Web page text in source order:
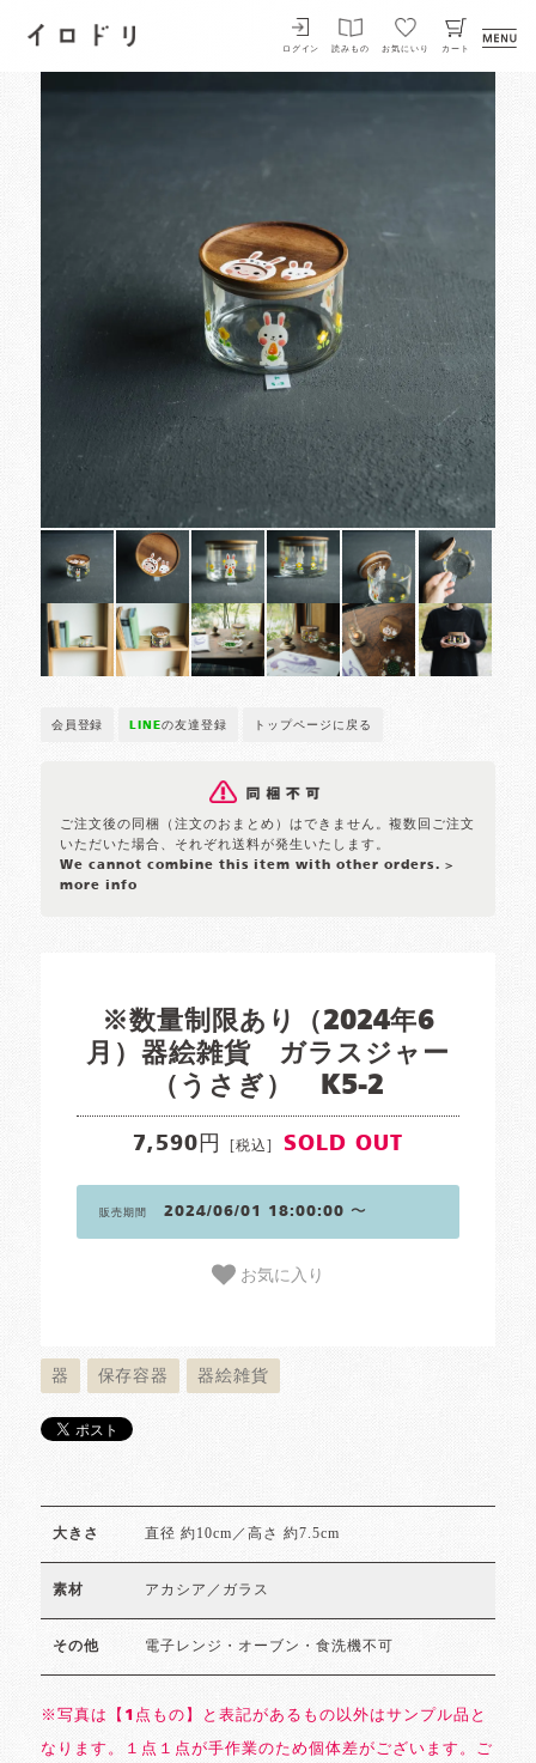
イロドリ
ログイン 読みもの お気にいり カート
会員登録 LINEの友達登録 トップページに戻る
ご注文後の同梱（注文のおまとめ）はできません。複数回ご注文
いただいた場合、それぞれ送料が発生いたします。
We cannot combine this item with other orders. >
more info
※数量制限あり（2024年6
月）器絵雑貨 ガラスジャー
（うさぎ） K5-2
7,590円 [税込] SOLD OUT
販売期間 2024/06/01 18:00:00 〜
お気に入り
器 保存容器 器絵雑貨
大きさ 直径 約10cm／高さ 約7.5cm
素材 アカシア／ガラス
その他 電子レンジ・オーブン・食洗機不可
※写真は【1点もの】と表記があるもの以外はサンプル品と
なります。１点１点が手作業のため個体差がございます。ご